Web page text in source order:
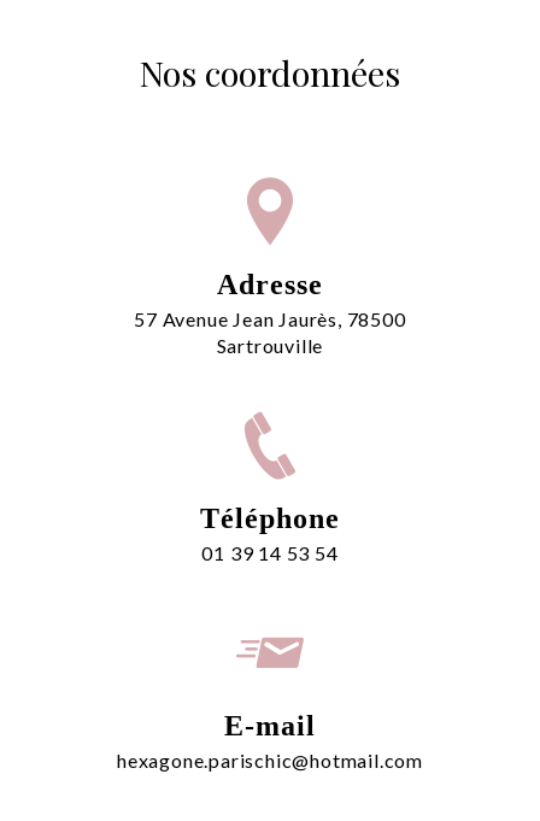
Nos coordonnées
Adresse
57 Avenue Jean Jaurès, 78500
Sartrouville
Téléphone
01 39 14 53 54
E-mail
hexagone.parischic@hotmail.com